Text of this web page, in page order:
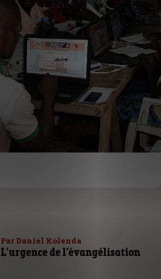
Par Daniel Kolenda
L’urgence de l’évangélisation